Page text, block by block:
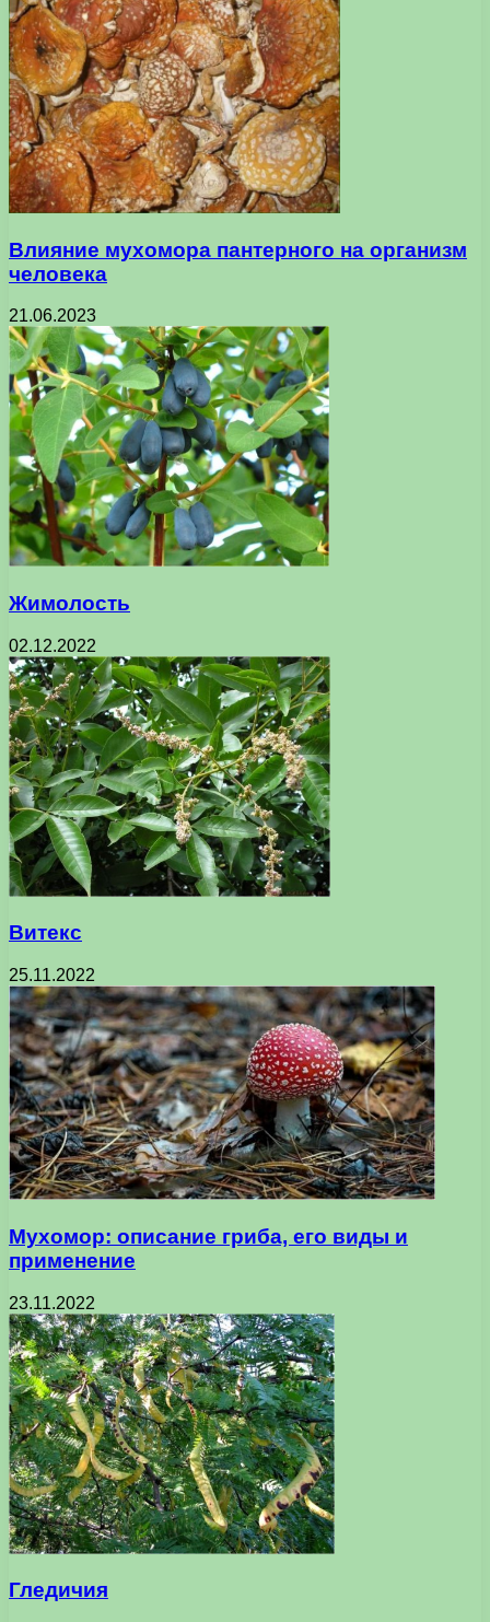
Влияние мухомора пантерного на организм
человека
21.06.2023
Жимолость
02.12.2022
Витекс
25.11.2022
Мухомор: описание гриба, его виды и
применение
23.11.2022
Гледичия